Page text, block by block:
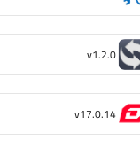
v1.2.0
v17.0.14